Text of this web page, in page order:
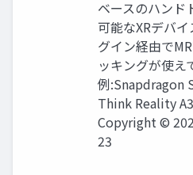
ベースのハンド
可能なXRデバ
グイン経由で
ッキングが使え
例:Snapdragon
Think Reality
Copyright ©
23